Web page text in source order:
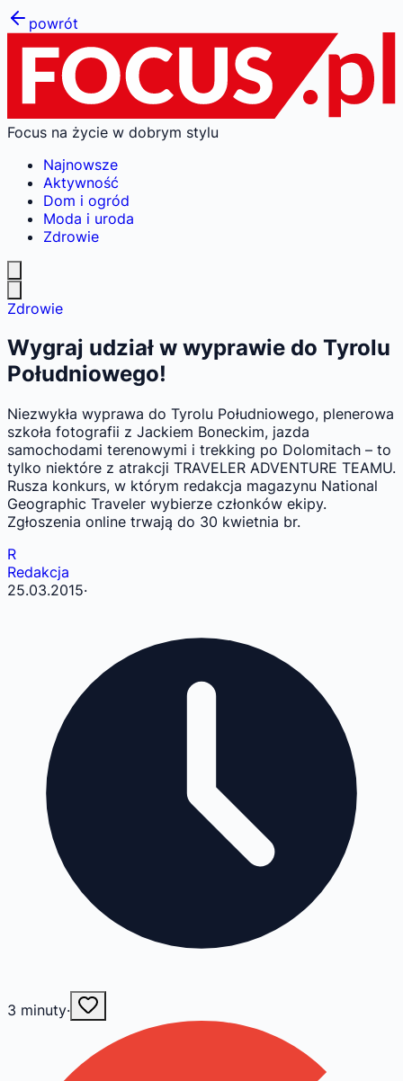
powrót
Focus na życie w dobrym stylu
Najnowsze
Aktywność
Dom i ogród
Moda i uroda
Zdrowie
Zdrowie
Wygraj udział w wyprawie do Tyrolu
Południowego!
Niezwykła wyprawa do Tyrolu Południowego, plenerowa
szkoła fotografii z Jackiem Boneckim, jazda
samochodami terenowymi i trekking po Dolomitach – to
tylko niektóre z atrakcji TRAVELER ADVENTURE TEAMU.
Rusza konkurs, w którym redakcja magazynu National
Geographic Traveler wybierze członków ekipy.
Zgłoszenia online trwają do 30 kwietnia br.
R
Redakcja
25.03.2015·
3 minuty·